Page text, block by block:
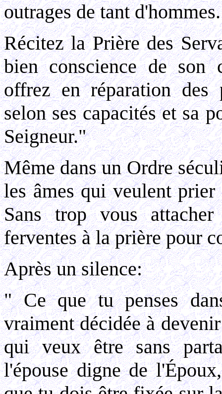
outrages de tant d'hommes.
Récitez la Prière des
bien conscience de son
offrez en réparation des
selon ses capacités et sa
Seigneur."
Même dans un Ordre
les âmes qui veulent prier
Sans trop vous
ferventes à la prière pour
Après un silence:
" Ce que tu penses
vraiment décidée à
qui veux être sans
l'épouse digne de